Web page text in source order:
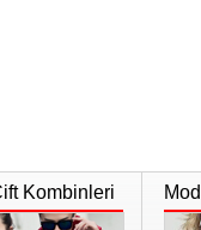
Kombinleri